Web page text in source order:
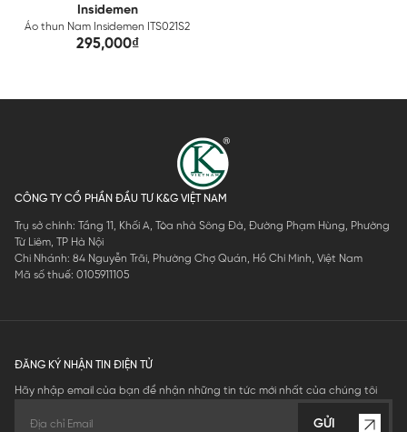
Insidemen
Áo thun Nam Insidemen ITS021S2
295,000₫
CÔNG TY CỔ PHẦN ĐẦU TƯ K&G VIỆT NAM
Trụ sở chính: Tầng 11, Khối A, Tòa nhà Sông Đà, Đường Phạm Hùng, Phường
Từ Liêm, TP Hà Nội
Chi Nhánh: 84 Nguyễn Trãi, Phường Chợ Quán, Hồ Chí Minh, Việt Nam
Mã số thuế: 0105911105
ĐĂNG KÝ NHẬN TIN ĐIỆN TỬ
Hãy nhập email của bạn để nhận những tin tức mới nhất của chúng tôi
GỬI